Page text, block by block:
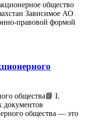
общество
Зависимое АО
правовой формой
общества📘 I.
документов
общества — это